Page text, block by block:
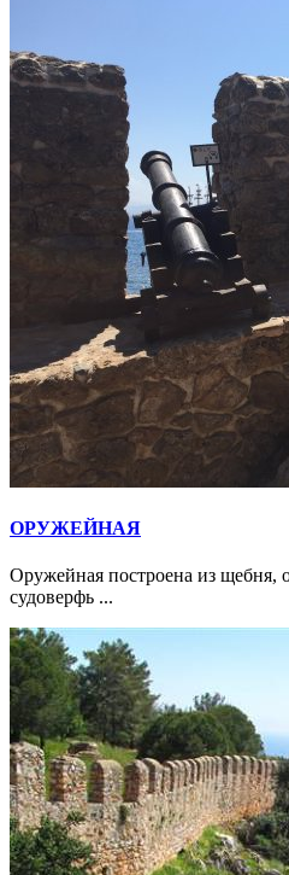
ОРУЖЕЙНАЯ
Оружейная построена из щебня,
судоверфь ...